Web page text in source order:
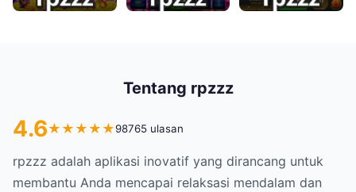
Tentang rpzzz
4.6★ ★ ★ ★ ★98765 ulasan
rpzzz adalah aplikasi inovatif yang dirancang untuk
membantu Anda mencapai relaksasi mendalam dan